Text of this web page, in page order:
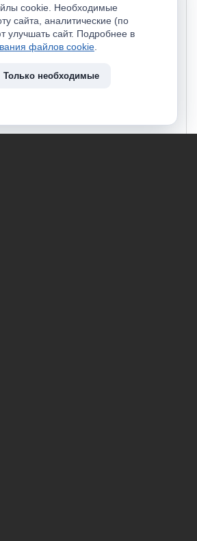
cookie. Необходимые
сайта, аналитические (по
улучшать сайт. Подробнее в
файлов cookie
Только необходимые